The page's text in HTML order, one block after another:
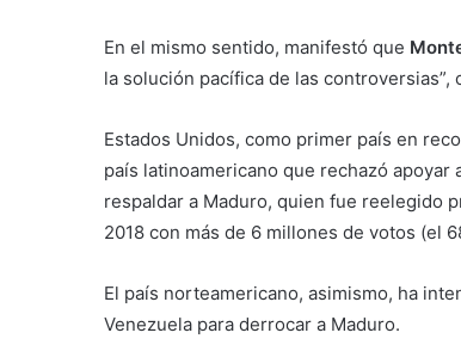
En el mismo sentido, manifestó que
la solución pacífica de las controversias”,
Estados Unidos, como primer país en
país latinoamericano que rechazó
respaldar a Maduro, quien fue reelegido
2018 con más de 6 millones de votos (el
El país norteamericano, asimismo, ha
Venezuela para derrocar a Maduro.